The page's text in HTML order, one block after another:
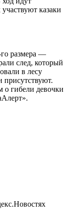
казаки
размера —
след, который
в лесу
присутствуют.
о гибели девочки